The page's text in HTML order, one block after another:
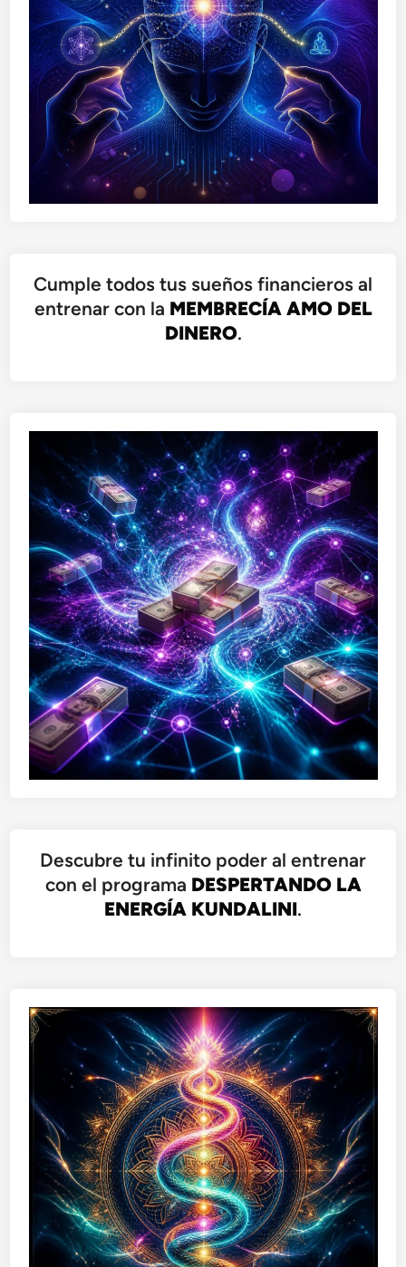
Cumple todos tus sueños financieros al
entrenar con la MEMBRECÍA AMO DEL
DINERO.
Descubre tu infinito poder al entrenar
con el programa DESPERTANDO LA
ENERGÍA KUNDALINI.